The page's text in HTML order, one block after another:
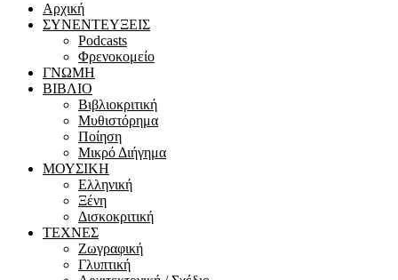
Αρχική
ΣΥΝΕΝΤΕΥΞΕΙΣ
Podcasts
Φρενοκομείο
ΓΝΩΜΗ
ΒΙΒΛΙΟ
Βιβλιοκριτική
Μυθιστόρημα
Ποίηση
Μικρό Διήγημα
ΜΟΥΣΙΚΗ
Ελληνική
Ξένη
Δισκοκριτική
ΤΕΧΝΕΣ
Ζωγραφική
Γλυπτική